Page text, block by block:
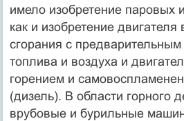
имело изобретение паровых
как и изобретение двигателя
сгорания с
топлива и воздуха и
горением и
(дизель). В области горного
врубовые и бурильные